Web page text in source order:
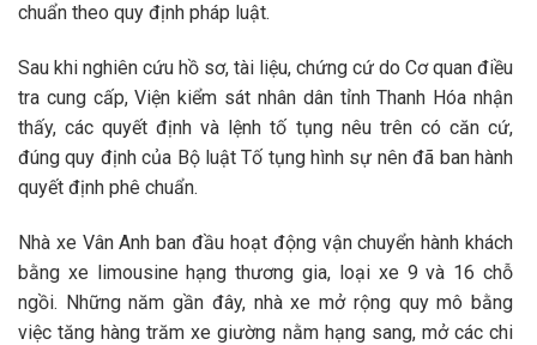
chuẩn theo quy định pháp luật.
Sau khi nghiên cứu hồ sơ, tài liệu, chứng cứ do Cơ quan điều
tra cung cấp, Viện kiểm sát nhân dân tỉnh Thanh Hóa nhận
thấy, các quyết định và lệnh tố tụng nêu trên có căn cứ,
đúng quy định của Bộ luật Tố tụng hình sự nên đã ban hành
quyết định phê chuẩn.
Nhà xe Vân Anh ban đầu hoạt động vận chuyển hành khách
bằng xe limousine hạng thương gia, loại xe 9 và 16 chỗ
ngồi. Những năm gần đây, nhà xe mở rộng quy mô bằng
việc tăng hàng trăm xe giường nằm hạng sang, mở các chi